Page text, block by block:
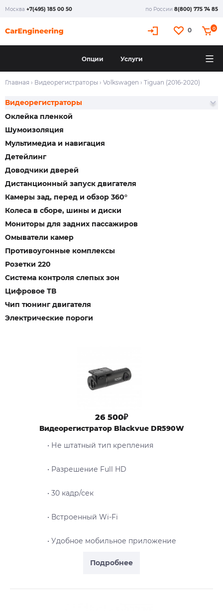
Москва +7(495) 185 00 50 по России 8(800) 775 74 85
0 0
Опции Услуги
Главная › Видеорегистраторы › Volkswagen › Tiguan (2016-2020)
Оклейка пленкой
Шумоизоляция
Мультимедиа и навигация
Детейлинг
Доводчики дверей
Видеорегистраторы
Дистанционный запуск двигателя
Камеры зад, перед и обзор 360°
Колеса в сборе, шины и диски
Мониторы для задних пассажиров
Омыватели камер
Противоугонные комплексы
Розетки 220
Система контроля слепых зон
Цифровое ТВ
Чип тюнинг двигателя
Электрические пороги
Подробнее
26 500₽
Видеорегистратор Blackvue DR590W
• Не штатный тип крепления
• Разрешение Full HD
• 30 кадр/сек
• Встроенный Wi-Fi
• Удобное мобильное приложение